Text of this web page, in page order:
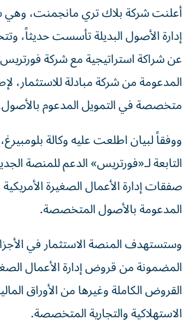
أعلنت شركة بلاك تري مانجمنت،
إدارة الأصول البديلة تأسست حديثاً،
عن شراكة استراتيجية مع شركة
المدعومة من شركة مبادلة للاستثمار،
متخصصة في التمويل المدعوم
ووفقاً لبيان اطلعت عليه وكالة
التابعة لـ«فورتريس» الدعم للمنصة
صفقات إدارة الأعمال الصغيرة الأمريكية
المدعومة بالأصول المتخصصة.
وستستهدف المنصة الاستثمار في
المضمونة من قروض إدارة الأعمال
القروض الكاملة وغيرها من الأوراق
الاستهلاكية والتجارية المتخصصة.